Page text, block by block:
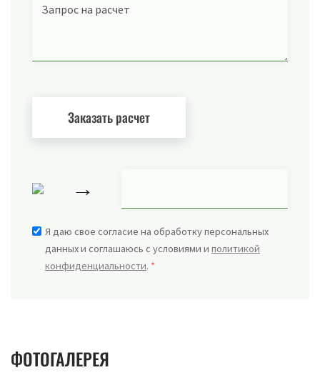
Запрос на расчет
→
Я даю свое согласие на обработку персональных
данных и соглашаюсь с условиями и политикой
конфиденциальности. *
ФОТОГАЛЕРЕЯ